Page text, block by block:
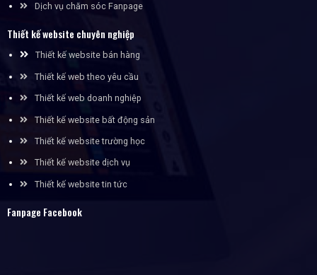
Dịch vụ chăm sóc Fanpage
Thiết kế website chuyên nghiệp
Thiết kế website bán hàng
Thiết kế web theo yêu cầu
Thiết kế web doanh nghiệp
Thiết kế website bất động sản
Thiết kế website trường học
Thiết kế website dịch vụ
Thiết kế website tin tức
Fanpage Facebook